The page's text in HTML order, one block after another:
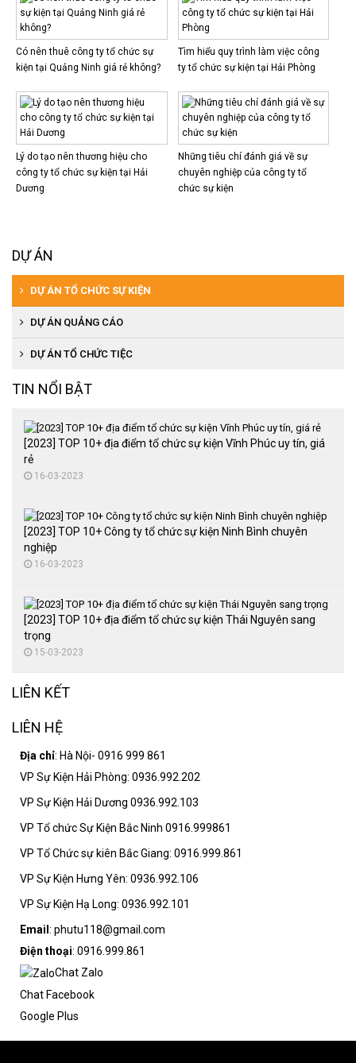
Có nên thuê công ty tổ chức sự
kiện tại Quảng Ninh giá rẻ không?
Tìm hiểu quy trình làm việc công
ty tổ chức sự kiện tại Hải Phòng
Lý do tạo nên thương hiệu cho
công ty tổ chức sự kiện tại Hải
Dương
Những tiêu chí đánh giá về sự
chuyên nghiệp của công ty tổ
chức sự kiện
DỰ ÁN
DỰ ÁN TỔ CHỨC SỰ KIỆN
DỰ ÁN QUẢNG CÁO
DỰ ÁN TỔ CHỨC TIỆC
TIN NỔI BẬT
[2023] TOP 10+ địa điểm tổ chức sự kiện Vĩnh Phúc uy tín, giá
rẻ
16-03-2023
[2023] TOP 10+ Công ty tổ chức sự kiện Ninh Bình chuyên
nghiệp
16-03-2023
[2023] TOP 10+ địa điểm tổ chức sự kiện Thái Nguyên sang
trọng
15-03-2023
LIÊN KẾT
LIÊN HỆ
Địa chỉ: Hà Nội- 0916 999 861
VP Sự Kiện Hải Phòng: 0936.992.202
VP Sự Kiện Hải Dương 0936.992.103
VP Tổ chức Sự Kiện Bắc Ninh 0916.999861
VP Tổ Chức sự kiên Bắc Giang: 0916.999.861
VP Sự Kiện Hưng Yên: 0936.992.106
VP Sự Kiện Hạ Long: 0936.992.101
Email : phutu118@gmail.com
Điện thoại: 0916.999.861
Chat Zalo
Chat Facebook
Google Plus